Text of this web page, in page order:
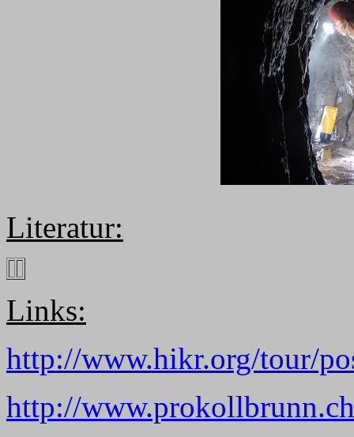
Literatur:
Links:
http://www.hikr.org/tour/
http://